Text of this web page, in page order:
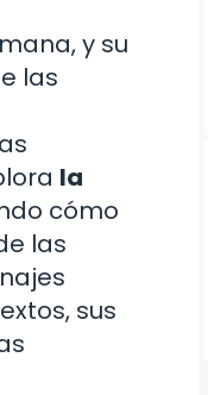
y su
las
la
cómo
las
sus